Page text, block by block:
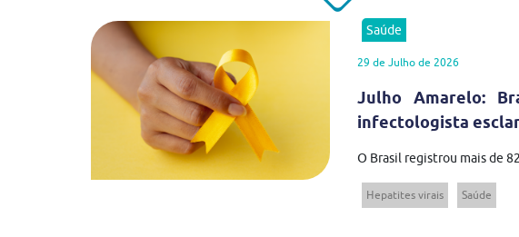
Saúde
29 de Julho de 2026
Julho Amarelo:
infectologista
O Brasil registrou mais de
Hepatites virais Saúde